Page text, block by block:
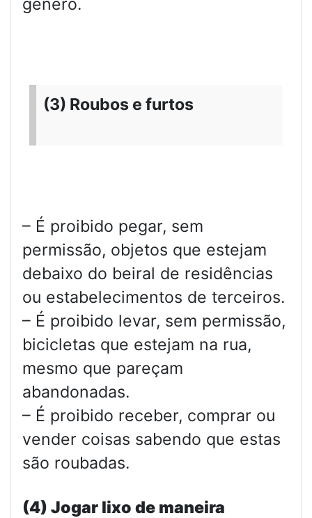
gênero.
(3) Roubos e furtos
– É proibido pegar, sem
permissão, objetos que estejam
debaixo do beiral de residências
ou estabelecimentos de terceiros.
– É proibido levar, sem permissão,
bicicletas que estejam na rua,
mesmo que pareçam
abandonadas.
– É proibido receber, comprar ou
vender coisas sabendo que estas
são roubadas.
(4) Jogar lixo de maneira